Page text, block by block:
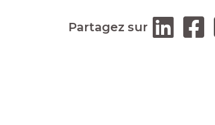
Partagez sur